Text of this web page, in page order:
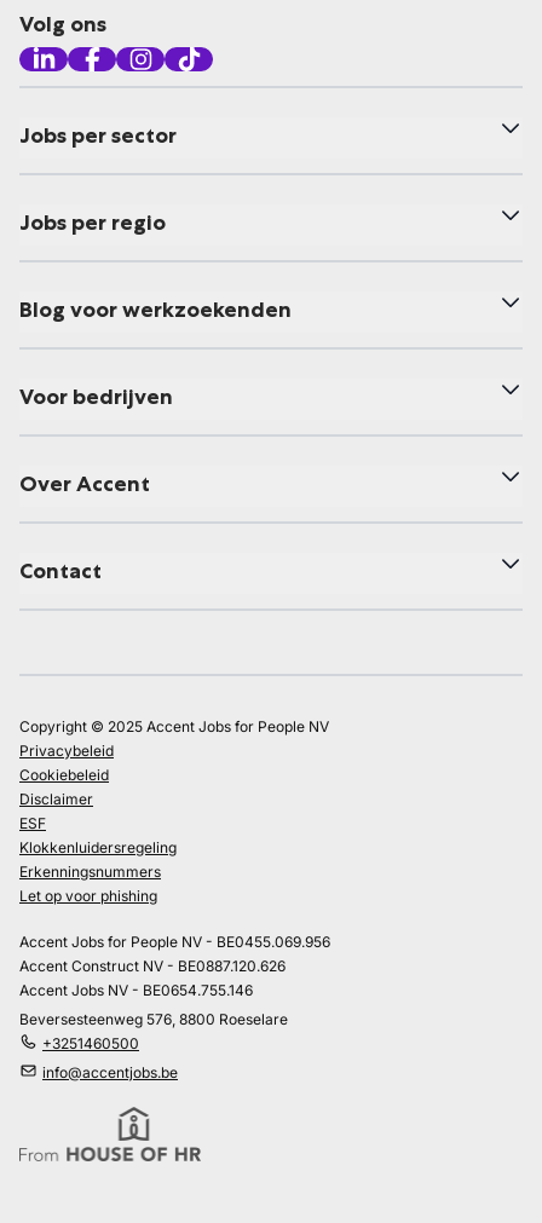
Volg ons
Jobs per sector
Jobs per regio
Blog voor werkzoekenden
Voor bedrijven
Over Accent
Contact
Copyright © 2025 Accent Jobs for People NV
Privacybeleid
Cookiebeleid
Disclaimer
ESF
Klokkenluidersregeling
Erkenningsnummers
Let op voor phishing
Accent Jobs for People NV - BE0455.069.956
Accent Construct NV - BE0887.120.626
Accent Jobs NV - BE0654.755.146
Beversesteenweg 576, 8800 Roeselare
+3251460500
info@accentjobs.be